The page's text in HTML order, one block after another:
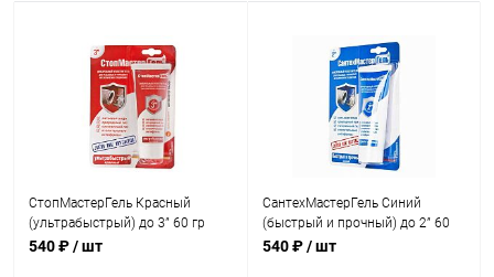
СтопМастерГель Красный
(ультрабыстрый) до 3” 60 гр
540 ₽/ шт
СантехМастерГель Синий
(быстрый и прочный) до 2” 60
гр
540 ₽/ шт